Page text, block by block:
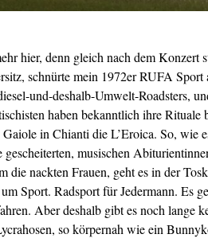
hier, denn gleich nach dem Konzert
schnürte mein 1972er RUFA Sport
und-deshalb-Umwelt-Roadsters,
haben bekanntlich ihre Rituale
in Chianti die L’Eroica. So, wie
musischen
die nackten Frauen, geht es in der
Sport. Radsport für Jedermann. Es
Aber deshalb gibt es noch lange
so körpernah wie ein